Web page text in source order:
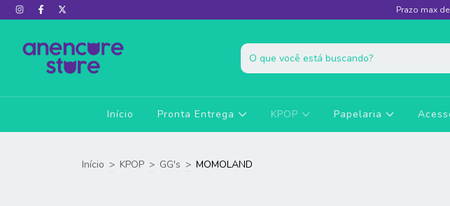
Prazo max
Início Pronta Entrega KPOP Papelaria
Início > KPOP > GG's > MOMOLAND